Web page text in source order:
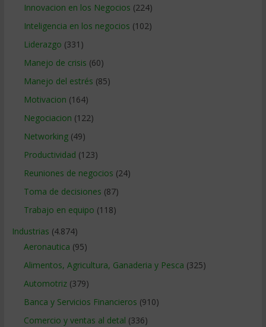
Innovacion en los Negocios (224)
Inteligencia en los negocios (102)
Liderazgo (331)
Manejo de crisis (60)
Manejo del estrés (85)
Motivacion (164)
Negociacion (122)
Networking(49)
Productividad (123)
Reuniones de negocios (24)
Toma de decisiones (87)
Trabajo en equipo (118)
Industrias (4.874)
Aeronautica (95)
Alimentos, Agricultura, Ganaderia y Pesca (325)
Automotriz(379)
Banca y Servicios Financieros (910)
Comercio y ventas al detal (336)